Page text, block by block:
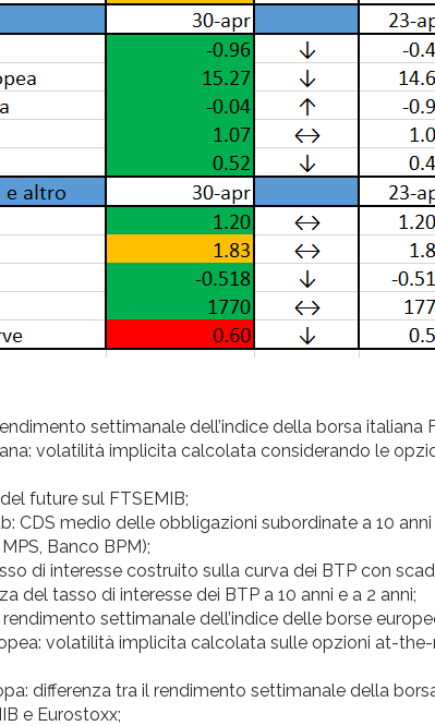
settimanale dell’indice della borsa italiana
volatilità implicita calcolata considerando le
future sul FTSEMIB;
CDS medio delle obbligazioni subordinate a 10
Banco BPM);
di interesse costruito sulla curva dei BTP con
del tasso di interesse dei BTP a 10 anni e a 2 anni;
settimanale dell’indice delle borse
volatilità implicita calcolata sulle opzioni at-the-
differenza tra il rendimento settimanale della
e Eurostoxx;